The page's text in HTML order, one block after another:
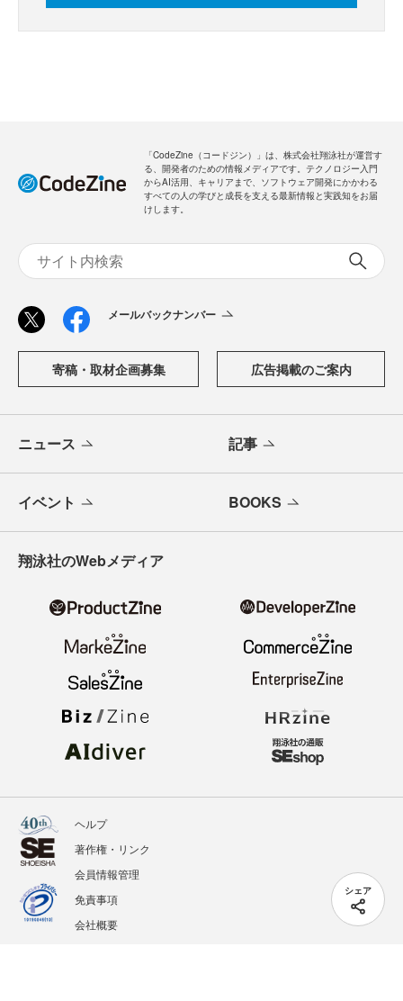
シェア
「CodeZine（コードジン）」は、株式会社翔泳社が運営す
る、開発者のための情報メディアです。テクノロジー入門
からAI活用、キャリアまで、ソフトウェア開発にかかわる
すべての人の学びと成長を支える最新情報と実践知をお届
けします。
メールバックナンバー
寄稿・取材企画募集 広告掲載のご案内
ニュース 記事
イベント BOOKS
翔泳社のWebメディア
ヘルプ
著作権・リンク
会員情報管理
免責事項
会社概要